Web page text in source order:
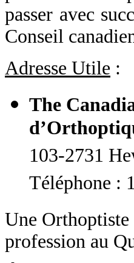
passer avec
Conseil
Adresse Utile :
The
103-2731
Téléphone :
Une Orthoptiste
profession au